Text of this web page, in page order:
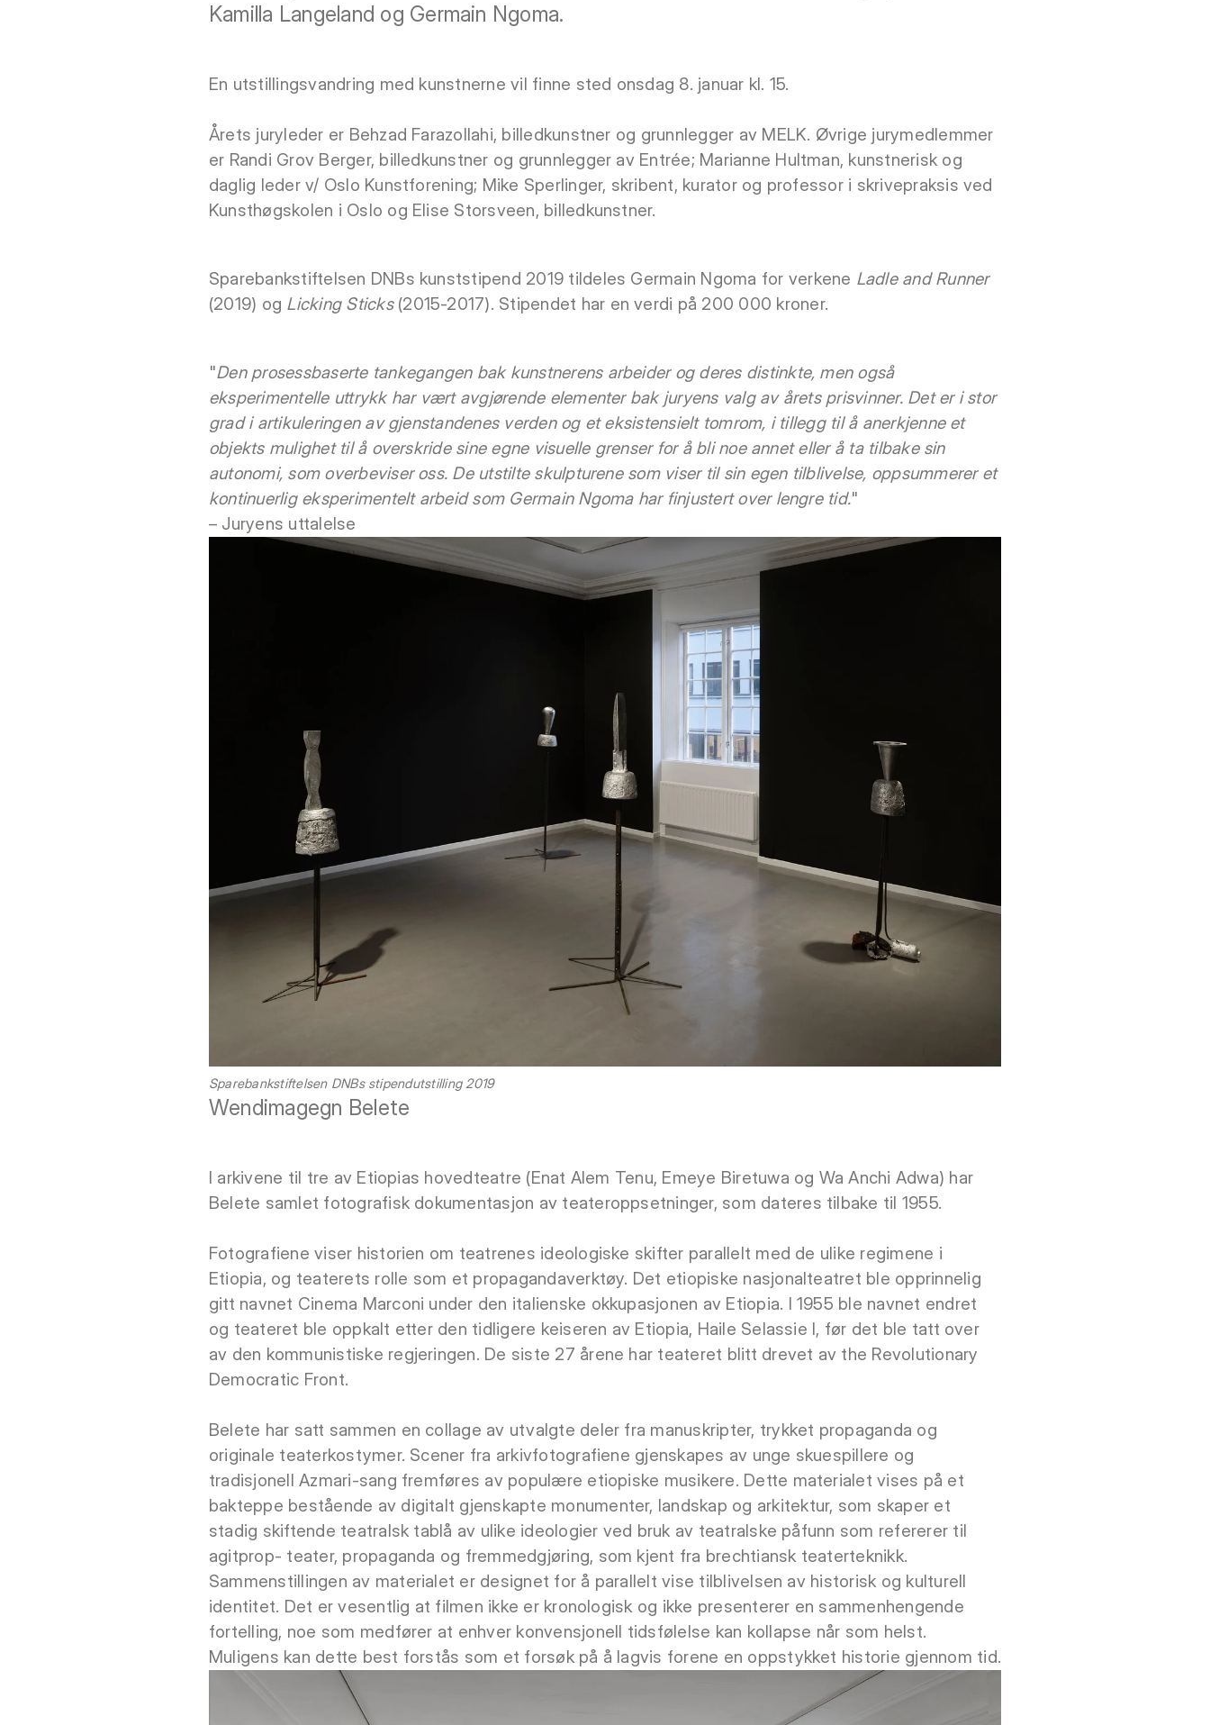
Kamilla Langeland og Germain Ngoma.
En utstillingsvandring med kunstnerne vil finne sted onsdag 8. januar kl. 15.
Årets juryleder er Behzad Farazollahi, billedkunstner og grunnlegger av MELK. Øvrige jurymedlemmer
er Randi Grov Berger, billedkunstner og grunnlegger av Entrée; Marianne Hultman, kunstnerisk og
daglig leder v/ Oslo Kunstforening; Mike Sperlinger, skribent, kurator og professor i skrivepraksis ved
Kunsthøgskolen i Oslo og Elise Storsveen, billedkunstner.
Sparebankstiftelsen DNBs kunststipend 2019 tildeles Germain Ngoma for verkene Ladle and Runner
(2019) og Licking Sticks(2015-2017). Stipendet har en verdi på 200 000 kroner.
"Den prosessbaserte tankegangen bak kunstnerens arbeider og deres distinkte, men også
eksperimentelle uttrykk har vært avgjørende elementer bak juryens valg av årets prisvinner. Det er i stor
grad i artikuleringen av gjenstandenes verden og et eksistensielt tomrom, i tillegg til å anerkjenne et
objekts mulighet til å overskride sine egne visuelle grenser for å bli noe annet eller å ta tilbake sin
autonomi, som overbeviser oss. De utstilte skulpturene som viser til sin egen tilblivelse, oppsummerer et
kontinuerlig eksperimentelt arbeid som Germain Ngoma har finjustert over lengre tid."
– Juryens uttalelse
Sparebankstiftelsen DNBs stipendutstilling 2019
Wendimagegn Belete
I arkivene til tre av Etiopias hovedteatre (Enat Alem Tenu, Emeye Biretuwa og Wa Anchi Adwa) har
Belete samlet fotografisk dokumentasjon av teateroppsetninger, som dateres tilbake til 1955.
Fotografiene viser historien om teatrenes ideologiske skifter parallelt med de ulike regimene i
Etiopia, og teaterets rolle som et propagandaverktøy. Det etiopiske nasjonalteatret ble opprinnelig
gitt navnet Cinema Marconi under den italienske okkupasjonen av Etiopia. I 1955 ble navnet endret
og teateret ble oppkalt etter den tidligere keiseren av Etiopia, Haile Selassie I, før det ble tatt over
av den kommunistiske regjeringen. De siste 27 årene har teateret blitt drevet av the Revolutionary
Democratic Front.
Belete har satt sammen en collage av utvalgte deler fra manuskripter, trykket propaganda og
originale teaterkostymer. Scener fra arkivfotografiene gjenskapes av unge skuespillere og
tradisjonell Azmari-sang fremføres av populære etiopiske musikere. Dette materialet vises på et
bakteppe bestående av digitalt gjenskapte monumenter, landskap og arkitektur, som skaper et
stadig skiftende teatralsk tablå av ulike ideologier ved bruk av teatralske påfunn som refererer til
agitprop- teater, propaganda og fremmedgjøring, som kjent fra brechtiansk teaterteknikk.
Sammenstillingen av materialet er designet for å parallelt vise tilblivelsen av historisk og kulturell
identitet. Det er vesentlig at filmen ikke er kronologisk og ikke presenterer en sammenhengende
fortelling, noe som medfører at enhver konvensjonell tidsfølelse kan kollapse når som helst.
Muligens kan dette best forstås som et forsøk på å lagvis forene en oppstykket historie gjennom tid.